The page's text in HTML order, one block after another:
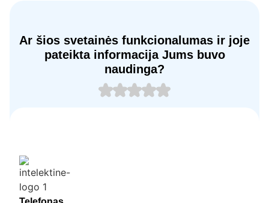
Ar šios svetainės funkcionalumas ir joje
pateikta informacija Jums buvo
naudinga?